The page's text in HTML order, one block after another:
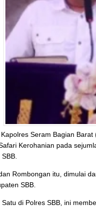
Kapolres Seram Bagian Barat
Kerohanian pada
Rombongan itu, dimulai
SBB.
di Polres SBB, ini